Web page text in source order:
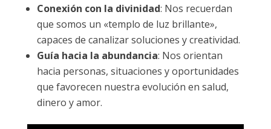
Conexión con la divinidad: Nos recuerdan
que somos un «templo de luz brillante»,
capaces de canalizar soluciones y creatividad.
Guía hacia la abundancia: Nos orientan
hacia personas, situaciones y oportunidades
que favorecen nuestra evolución en salud,
dinero y amor.